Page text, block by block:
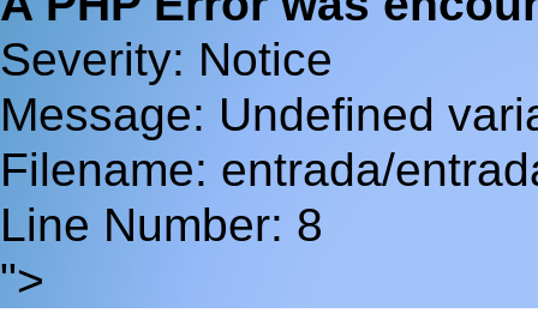
Severity: Notice
Message: Undefined
Filename: entrada/
Line Number: 8
">